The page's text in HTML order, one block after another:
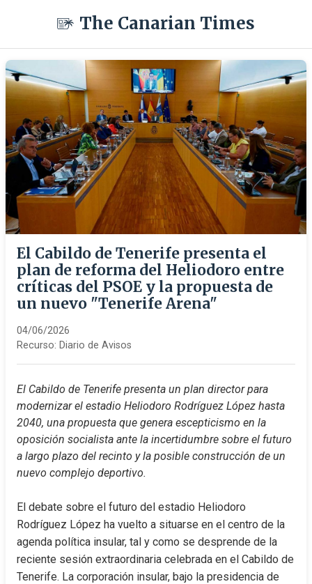
The Canarian Times
El Cabildo de Tenerife presenta el
plan de reforma del Heliodoro entre
críticas del PSOE y la propuesta de
un nuevo "Tenerife Arena"
04/06/2026
Recurso: Diario de Avisos
El Cabildo de Tenerife presenta un plan director para
modernizar el estadio Heliodoro Rodríguez López hasta
2040, una propuesta que genera escepticismo en la
oposición socialista ante la incertidumbre sobre el futuro
a largo plazo del recinto y la posible construcción de un
nuevo complejo deportivo.
El debate sobre el futuro del estadio Heliodoro
Rodríguez López ha vuelto a situarse en el centro de la
agenda política insular, tal y como se desprende de la
reciente sesión extraordinaria celebrada en el Cabildo de
Tenerife. La corporación insular, bajo la presidencia de